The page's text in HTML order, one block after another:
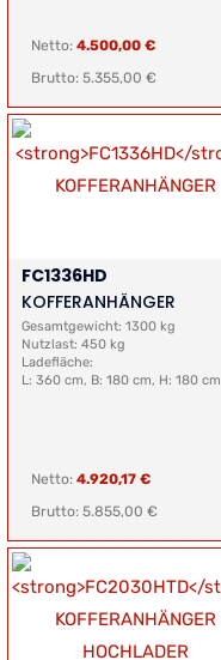
Netto: 4.500,00 €
Brutto: 5.355,00 €
FC1336HD
KOFFERANHÄNGER
Gesamtgewicht: 1300 kg
Nutzlast: 450 kg
Ladefläche:
L: 360 cm, B: 180 cm, H: 180 cm
Netto: 4.920,17 €
Brutto: 5.855,00 €